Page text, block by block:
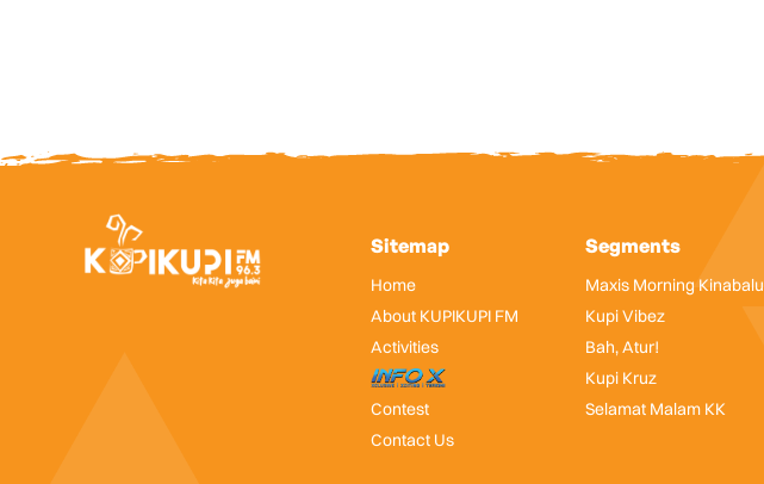
Sitemap
Home
About KUPIKUPI FM
Activities
InfoX
Contest
Contact Us
Segments
Maxis Morning Kinabalu
Kupi Vibez
Bah, Atur!
Kupi Kruz
Selamat Malam KK